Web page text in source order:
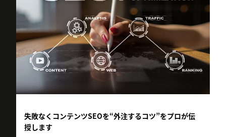
失敗なくコンテンツSEOを“外注するコツ”をプロが伝
授します